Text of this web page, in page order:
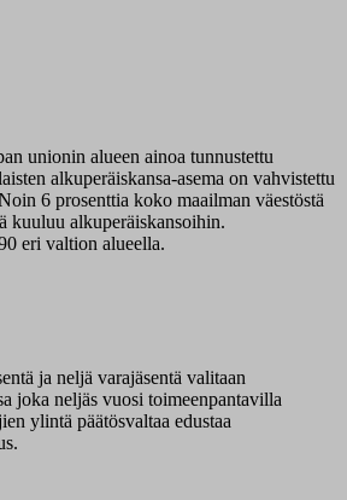
unionin alueen ainoa tunnustettu
alkuperäiskansa-asema on vahvistettu
6 prosenttia koko maailman väestöstä
kuuluu alkuperäiskansoihin.
eri valtion alueella.
ja neljä varajäsentä valitaan
joka neljäs vuosi toimeenpantavilla
ylintä päätösvaltaa edustaa